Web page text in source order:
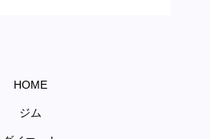
HOME
ジム